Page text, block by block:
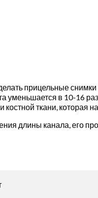
прицельные
в 10-16
ткани, которая
длины канала, его